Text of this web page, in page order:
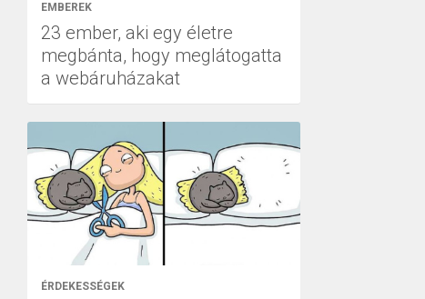
EMBEREK
23 ember, aki egy életre
megbánta, hogy meglátogatta
a webáruházakat
ÉRDEKESSÉGEK